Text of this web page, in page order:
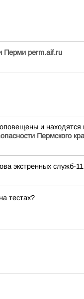
Перми perm.aif.ru
и
Пермского
экстренных служб-
тестах?